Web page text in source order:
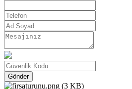
Gönder